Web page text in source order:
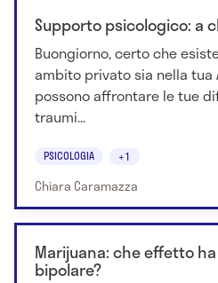
Supporto psicologico: a
Buongiorno, certo che
ambito privato sia nella tua
possono affrontare le tue
traumi...
PSICOLOGIA +1
Chiara Caramazza
Marijuana: che effetto
bipolare?